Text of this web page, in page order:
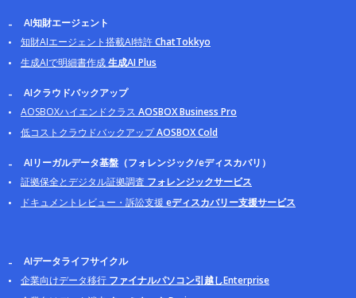
AI知財エージェント
知財AIエージェント搭載AI特許ChatTokkyo
生成AIで明細書作成生成AI Plus
AIクラウドバックアップ
AOSBOXハイエンドクラス AOSBOX Business Pro
低コストクラウドバックアップAOSBOX Cold
AIリーガルデータ基盤（フォレンジック/eディスカバリ）
証拠保全とデジタル証拠調査 フォレンジックサービス
ドキュメントレビュー・訴訟支援 eディスカバリー支援サービス
AIデータライフサイクル
企業向けデータ移行 ファイナルパソコン引越しEnterprise